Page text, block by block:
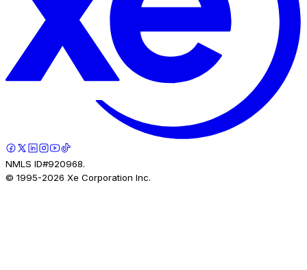
NMLS ID#920968.
© 1995-2026 Xe Corporation Inc.